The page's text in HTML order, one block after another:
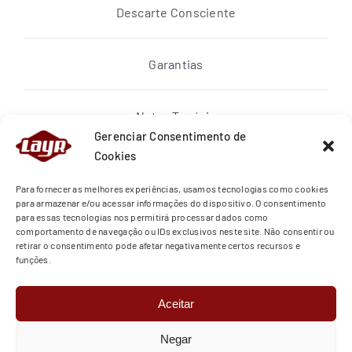
Gerenciar Consentimento de
Cookies
Para fornecer as melhores experiências, usamos tecnologias como cookies
para armazenar e/ou acessar informações do dispositivo. O consentimento
para essas tecnologias nos permitirá processar dados como
comportamento de navegação ou IDs exclusivos neste site. Não consentir ou
retirar o consentimento pode afetar negativamente certos recursos e
funções.
Aceitar
Negar
Descarte Consciente
Garantias
Notas Topázio
Quem Somos
Termos de Uso